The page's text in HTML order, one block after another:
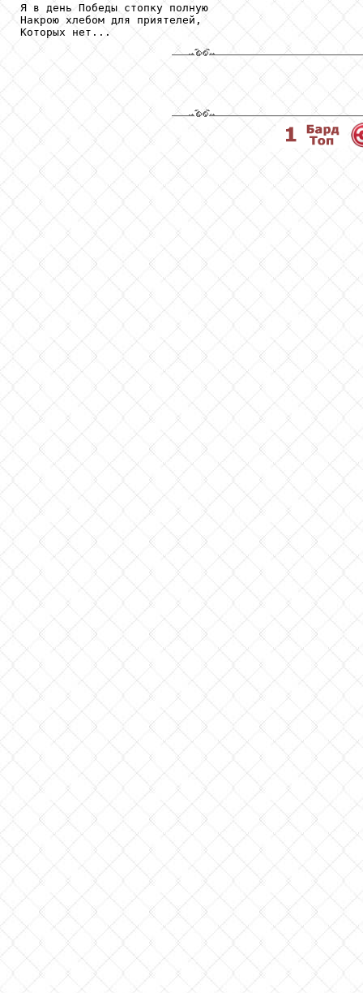
Я в день Победы стопку полную
Накрою хлебом для приятелей,
Которых нет...